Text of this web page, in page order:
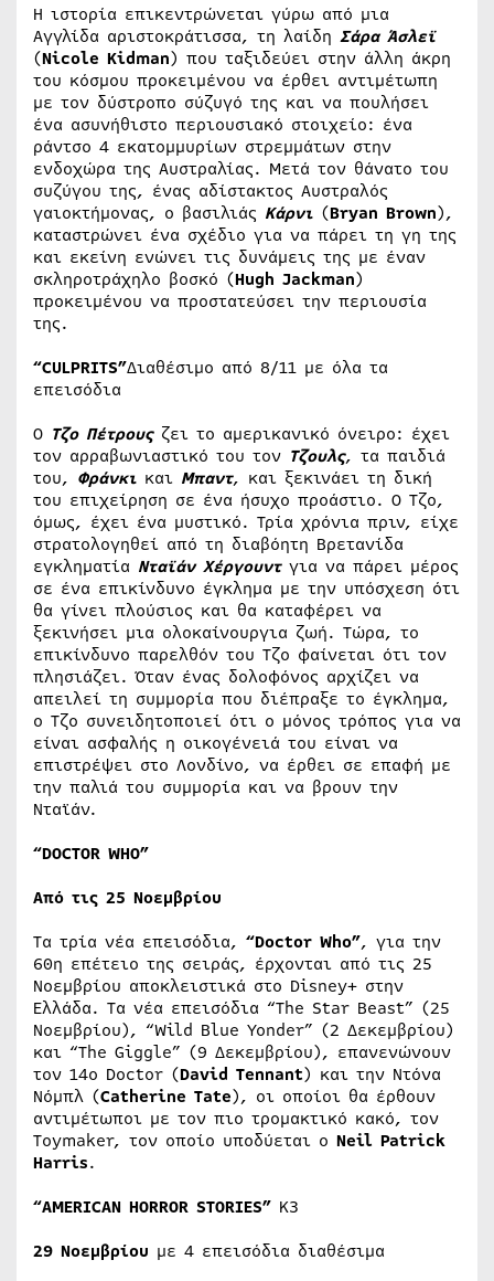
Η ιστορία επικεντρώνεται γύρω από μια
Αγγλίδα αριστοκράτισσα, τη λαίδη Σάρα Άσλεϊ
(Nicole Kidman) που ταξιδεύει στην άλλη άκρη
του κόσμου προκειμένου να έρθει αντιμέτωπη
με τον δύστροπο σύζυγό της και να πουλήσει
ένα ασυνήθιστο περιουσιακό στοιχείο: ένα
ράντσο 4 εκατομμυρίων στρεμμάτων στην
ενδοχώρα της Αυστραλίας. Μετά τον θάνατο του
συζύγου της, ένας αδίστακτος Αυστραλός
γαιοκτήμονας, ο βασιλιάς Κάρνι (Bryan Brown),
καταστρώνει ένα σχέδιο για να πάρει τη γη της
και εκείνη ενώνει τις δυνάμεις της με έναν
σκληροτράχηλο βοσκό (Hugh Jackman)
προκειμένου να προστατεύσει την περιουσία
της.
“CULPRITS”Διαθέσιμο από 8/11 με όλα τα
επεισόδια
Ο Τζο Πέτρουςζει το αμερικανικό όνειρο: έχει
τον αρραβωνιαστικό του τον Τζουλς, τα παιδιά
του, Φράνκι και Μπαντ, και ξεκινάει τη δική
του επιχείρηση σε ένα ήσυχο προάστιο. Ο Τζο,
όμως, έχει ένα μυστικό. Τρία χρόνια πριν, είχε
στρατολογηθεί από τη διαβόητη Βρετανίδα
εγκληματία Νταϊάν Χέργουντγια να πάρει μέρος
σε ένα επικίνδυνο έγκλημα με την υπόσχεση ότι
θα γίνει πλούσιος και θα καταφέρει να
ξεκινήσει μια ολοκαίνουργια ζωή. Τώρα, το
επικίνδυνο παρελθόν του Τζο φαίνεται ότι τον
πλησιάζει. Όταν ένας δολοφόνος αρχίζει να
απειλεί τη συμμορία που διέπραξε το έγκλημα,
ο Τζο συνειδητοποιεί ότι ο μόνος τρόπος για να
είναι ασφαλής η οικογένειά του είναι να
επιστρέψει στο Λονδίνο, να έρθει σε επαφή με
την παλιά του συμμορία και να βρουν την
Νταϊάν.
“DOCTOR WHO”
Από τις 25 Νοεμβρίου
Τα τρία νέα επεισόδια, “Doctor Who”, για την
60η επέτειο της σειράς, έρχονται από τις 25
Νοεμβρίου αποκλειστικά στο Disney+ στην
Ελλάδα. Τα νέα επεισόδια “The Star Beast” (25
Νοεμβρίου), “Wild Blue Yonder” (2 Δεκεμβρίου)
και “The Giggle” (9 Δεκεμβρίου), επανενώνουν
τον 14ο Doctor (David Tennant) και την Ντόνα
Νόμπλ (Catherine Tate), οι οποίοι θα έρθουν
αντιμέτωποι με τον πιο τρομακτικό κακό, τον
Toymaker, τον οποίο υποδύεται ο Neil Patrick
Harris.
“AMERICAN HORROR STORIES” Κ3
29 Νοεμβρίου με 4 επεισόδια διαθέσιμα